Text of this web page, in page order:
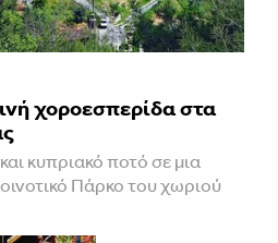
χοροεσπερίδα στα
κυπριακό ποτό σε μια
Πάρκο του χωριού